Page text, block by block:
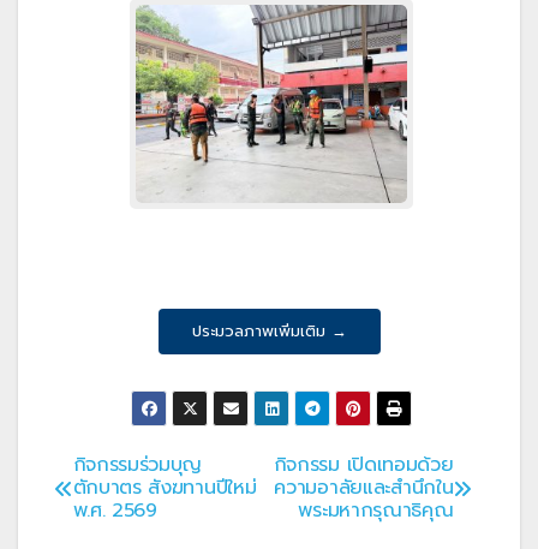
ประมวลภาพเพิ่มเติม →
แนะแนว
เรื่อง
กิจกรรม เปิดเทอมด้วย
ความอาลัยและสำนึกใน
พระมหากรุณาธิคุณ
กิจกรรมร่วมบุญ
ตักบาตร สังฆทานปีใหม่
พ.ศ. 2569